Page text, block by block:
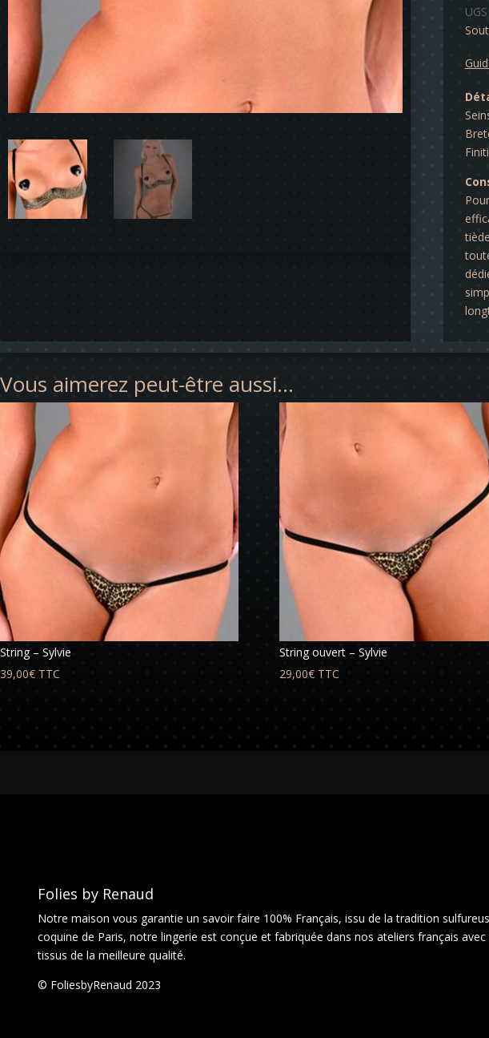
-
Vous aimerez peut-être aussi…
String – Sylvie
39,00€ TTC
String ouvert – Sylvie
29,00€ TTC
Folies by Renaud
Notre maison vous garantie un savoir faire 100% Français, issu de la tradition
coquine de Paris, notre lingerie est conçue et fabriquée dans nos ateliers français avec
tissus de la meilleure qualité.
© FoliesbyRenaud 2023